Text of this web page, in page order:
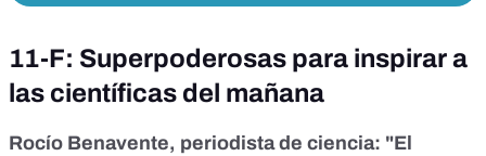
11-F: Superpoderosas para inspirar a
las científicas del mañana
Rocío Benavente, periodista de ciencia: "El